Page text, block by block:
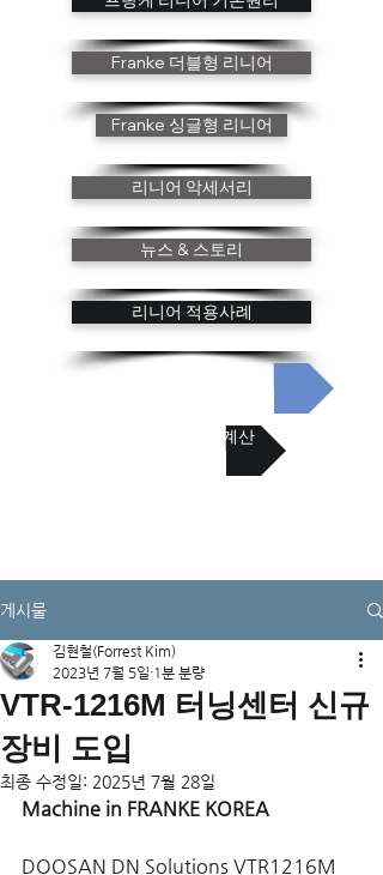
Franke 더블형 리니어
Franke 싱글형 리니어
리니어 악세서리
뉴스 & 스토리
리니어 적용사례
리니어 수명 계산
게시물
VTR-1216M 터닝센터 신규
장비 도입
김현철(Forrest Kim)
2023년 7월 5일 1분 분량
최종 수정일: 2025년 7월 28일
Machine in FRANKE KOREA
DOOSAN DN Solutions VTR1216M